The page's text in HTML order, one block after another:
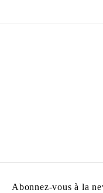
Abonnez-vous à la